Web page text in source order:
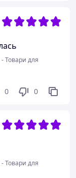
Товари для
0 0
Товари для